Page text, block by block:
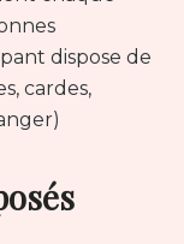
dispose de
cardes,